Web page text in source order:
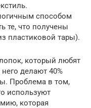
способом
те, что получены
пластиковой тары).
который любят
делают 40%
Проблема в том,
используют
которая